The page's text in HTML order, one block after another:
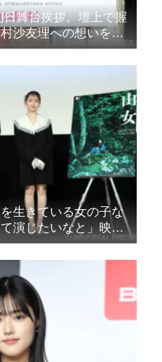
日舞台挨拶。壇上で握
沙友理への想いをア
生きている女の子な
演じたいなと」映画
Q&A